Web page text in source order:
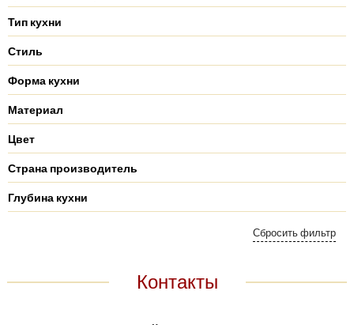
Тип кухни
Стиль
Форма кухни
Материал
Цвет
Страна производитель
Глубина кухни
Контакты